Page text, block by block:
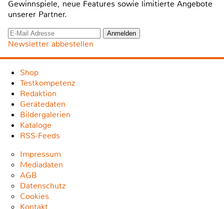
Gewinnspiele, neue Features sowie limitierte Angebote
unserer Partner.
Newsletter abbestellen
Shop
Testkompetenz
Redaktion
Gerätedaten
Bildergalerien
Kataloge
RSS-Feeds
Impressum
Mediadaten
AGB
Datenschutz
Cookies